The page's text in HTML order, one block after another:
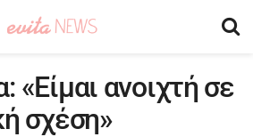
«Είμαι ανοιχτή σε
σχέση»